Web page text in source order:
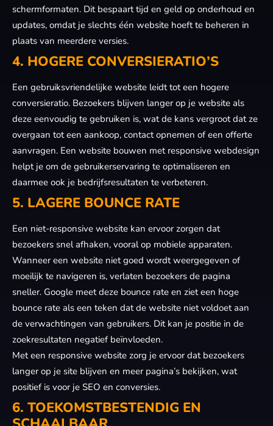
schermformaten. Dit bespaart tijd en geld op onderhoud en
updates, omdat je slechts één website hoeft te beheren in
plaats van meerdere versies.
4. HOGERE CONVERSIERATIO’S
Een gebruiksvriendelijke website leidt tot een hogere
conversieratio. Bezoekers blijven langer op je website als
deze eenvoudig te gebruiken is, wat de kans vergroot dat ze
overgaan tot een aankoop, contact opnemen of een offerte
aanvragen. Een website bouwen met responsive webdesign
helpt je om de gebruikerservaring te optimaliseren en
daarmee ook je bedrijfsresultaten te verbeteren.
5. LAGERE BOUNCE RATE
Een niet-responsive website kan ervoor zorgen dat
bezoekers snel afhaken, vooral op mobiele apparaten.
Wanneer een website niet goed wordt weergegeven of
moeilijk te navigeren is, verlaten bezoekers de pagina
sneller. Google meet deze bounce rate en ziet een hoge
bounce rate als een teken dat de website niet voldoet aan
de verwachtingen van gebruikers. Dit kan je positie in de
zoekresultaten negatief beïnvloeden.
Met een responsive website zorg je ervoor dat bezoekers
langer op je site blijven en meer pagina’s bekijken, wat
positief is voor je SEO en conversies.
6. TOEKOMSTBESTENDIG EN